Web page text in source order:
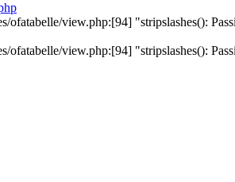
view.php:[94] "stripslashes():
view.php:[94] "stripslashes():